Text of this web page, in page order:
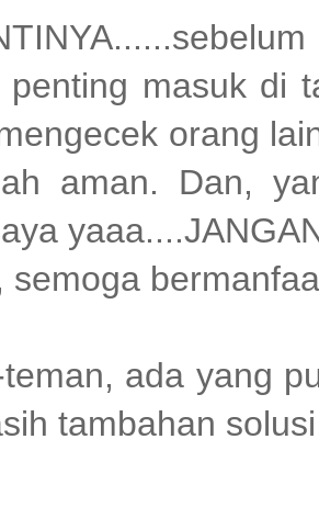
penting masuk di
orang
aman. Dan,
semoga
ada yang
tambahan